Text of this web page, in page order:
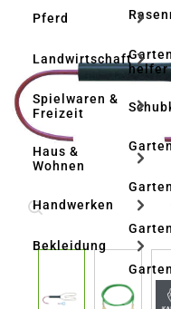
Pferd
Landwirtschaft
Spielwaren &
Freizeit
Haus &
Wohnen
Handwerken
Bekleidung
helfer
Bildergalerie